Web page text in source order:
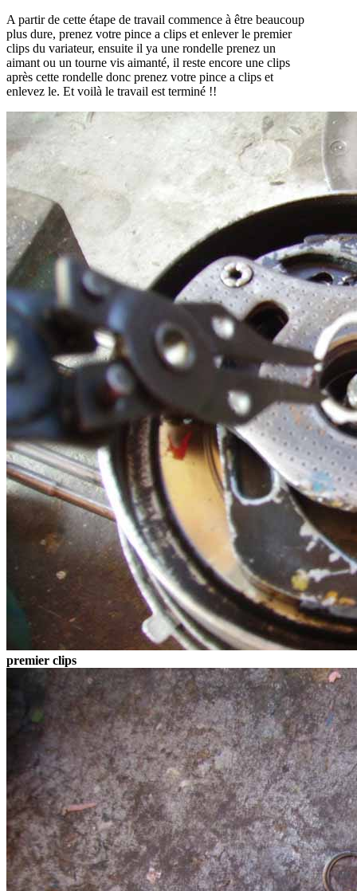
A partir de cette étape de travail commence à être beaucoup
plus dure, prenez votre pince a clips et enlever le premier
clips du variateur, ensuite il ya une rondelle prenez un
aimant ou un tourne vis aimanté, il reste encore une clips
après cette rondelle donc prenez votre pince a clips et
enlevez le. Et voilà le travail est terminé !!
premier clips